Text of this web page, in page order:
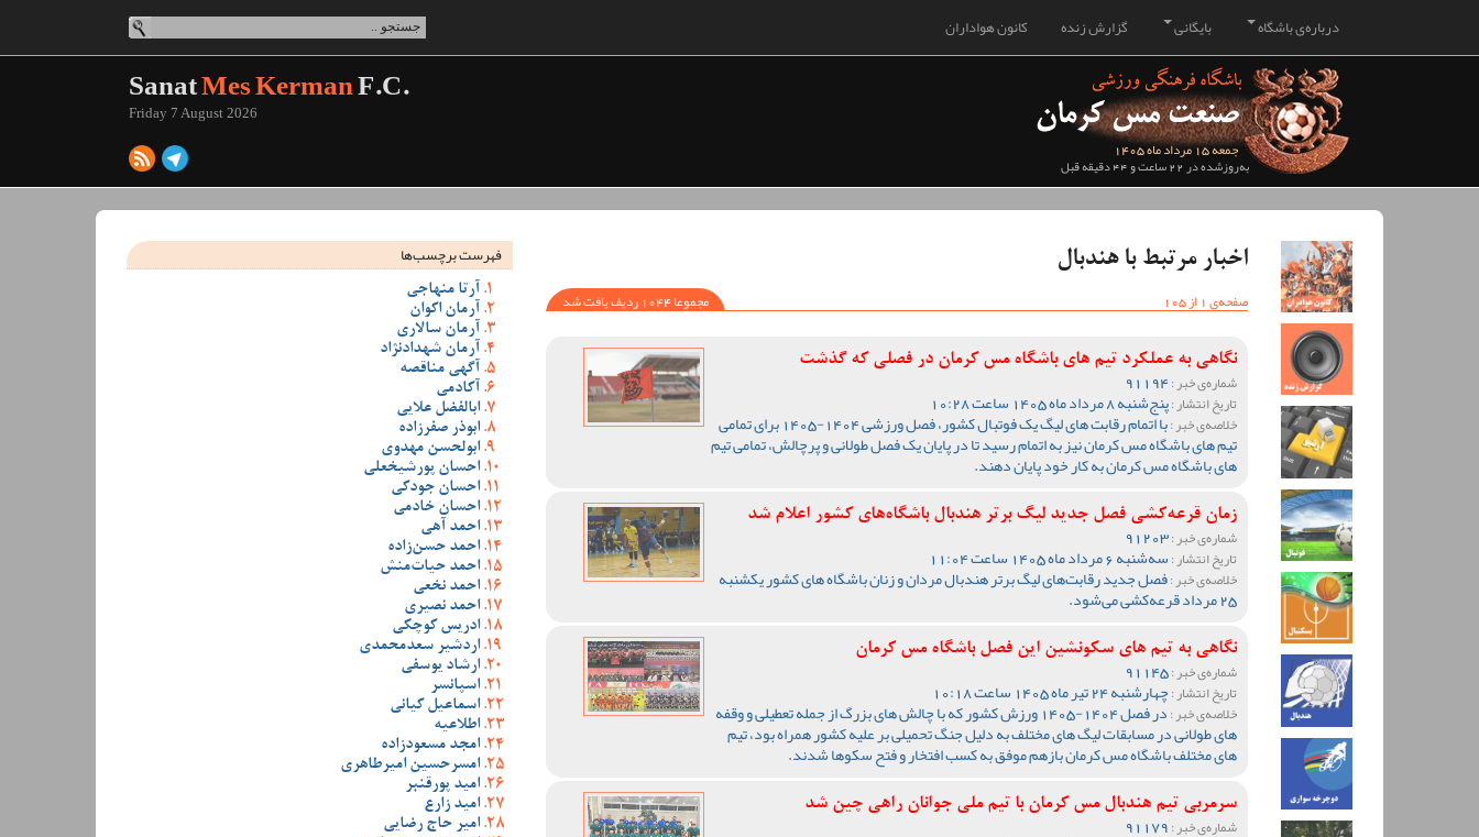
کانون هواداران گزارش زنده بایگانی درباره‌ی باشگاه
جمعه 15 مرداد ماه 1405
به‌روزشده در 22 ساعت و 44 دقیقه قبل
SanatMes KermanF.C.
Friday 7 August 2026
اخبار مرتبط با هندبال
صفحه‌ی 1 از 105
مجموعا 1044 ردیف یافت شد
نگاهی به عملکرد تیم های باشگاه مس کرمان در فصلی که گذشت
شماره‌ی خبر :91194
تاریخ انتشار :پنج‌شنبه 8 مرداد ماه 1405 ساعت 10:28
خلاصه‌ی خبر : با اتمام رقابت های لیگ یک فوتبال کشور، فصل ورزشی 1404-1405 برای تمامی
تیم های باشگاه مس کرمان نیز به اتمام رسید تا در پایان یک فصل طولانی و پرچالش، تمامی تیم
های باشگاه مس کرمان به کار خود پایان دهند.
زمان قرعه‌کشی فصل جدید لیگ برتر هندبال باشگاه‌های کشور اعلام شد
شماره‌ی خبر :91203
تاریخ انتشار :سه‌شنبه 6 مرداد ماه 1405 ساعت 11:04
خلاصه‌ی خبر :فصل جدید رقابت‌های لیگ برتر هندبال مردان و زنان باشگاه های کشور یکشنبه
25 مرداد قرعه‌کشی می‌شود.
نگاهی به تیم های سکونشین این فصل باشگاه مس کرمان
شماره‌ی خبر :91145
تاریخ انتشار :چهارشنبه 24 تیر ماه 1405 ساعت 10:18
خلاصه‌ی خبر : در فصل 1404-1405 ورزش کشور که با چالش های بزرگ از جمله تعطیلی و وقفه
های طولانی در مسابقات لیگ های مختلف به دلیل جنگ تحمیلی بر علیه کشور همراه بود، تیم
های مختلف باشگاه مس کرمان بازهم موفق به کسب افتخار و فتح سکوها شدند.
سرمربی تیم هندبال مس کرمان با تیم ملی جوانان راهی چین شد
شماره‌ی خبر :
فهرست برچسب‌ها
آرتا منهاجی
آرمان اکوان
آرمان سالاری
آرمان شهدادنژاد
آگهی مناقصه
آکادمی
ابالفضل علایی
ابوذر صفرزاده
ابولحسن مهدوی
احسان پورشیخعلی
احسان جودکی
احسان خادمی
احمد آهی
احمد حسن‌زاده
احمد حیات‌منش
احمد نخعی
احمد نصیری
ادریس کوچکی
اردشیر سعدمحمدی
ارشاد یوسفی
اسپانسر
اسماعیل کیانی
اطلاعیه
امجد مسعودزاده
امسرحسین امیرطاهری
امید پورقنبر
امید زارع
امیر حاج رضایی